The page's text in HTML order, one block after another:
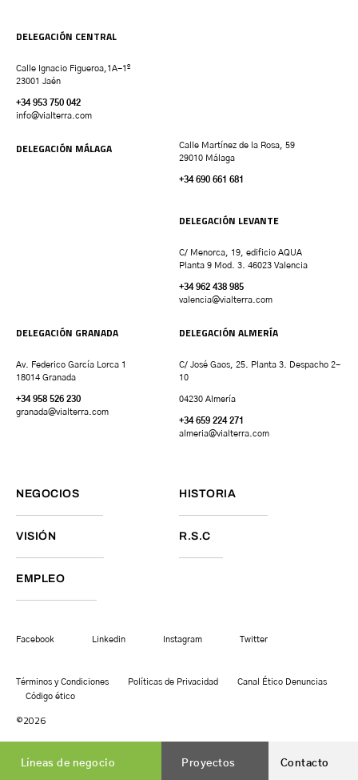
Líneas de negocio Proyectos Contacto
DELEGACIÓN CENTRAL
Calle Ignacio Figueroa,1A-1º
23001 Jaén
+34 953 750 042
info@vialterra.com
DELEGACIÓN MÁLAGA
Calle Martínez de la Rosa, 59
29010 Málaga
+34 690 661 681
DELEGACIÓN LEVANTE
C/ Menorca, 19, edificio AQUA
Planta 9 Mod. 3. 46023 Valencia
+34 962 438 985
valencia@vialterra.com
DELEGACIÓN GRANADA
Av. Federico García Lorca 1
18014 Granada
+34 958 526 230
granada@vialterra.com
DELEGACIÓN ALMERÍA
C/ José Gaos, 25. Planta 3. Despacho 2-
10
04230 Almería
+34 659 224 271
almeria@vialterra.com
NEGOCIOS HISTORIA
VISIÓN R.S.C
EMPLEO
Facebook Linkedin Instagram Twitter
Términos y Condiciones Políticas de Privacidad
Canal Ético Denuncias
Código ético
©2026